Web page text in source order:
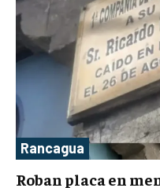
Rancagua
Roban placa en